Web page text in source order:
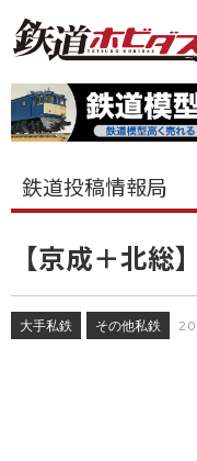
鉄道投稿情報局
【京成＋北総
大手私鉄 その他私鉄